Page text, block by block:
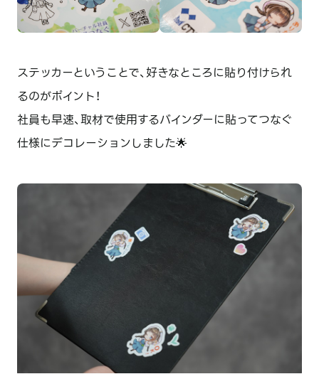
ステッカーということで、好きなところに貼り付けられ
るのがポイント！
社員も早速、取材で使用するバインダーに貼ってつなぐ
仕様にデコレーションしました🌟